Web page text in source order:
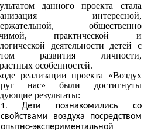
данного проекта стала
интересной,
общественно
практической и
деятельности детей с
развития личности,
особенностей.
реализации проекта «Воздух
нас» были достигнуты
результаты:
Дети познакомились со
свойствами воздуха посредством
опытно-экспериментальной